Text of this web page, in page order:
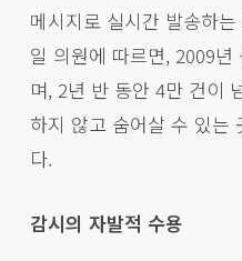
메시지로 실시간 발송하
일 의원에 따르면, 2009
며, 2년 반 동안 4만 건이
하지 않고 숨어살 수 있는
다.
감시의 자발적 수용